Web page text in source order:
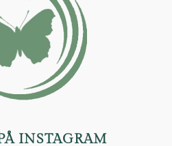
INSTAGRAM